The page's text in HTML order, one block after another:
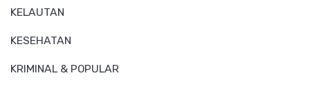
KELAUTAN
KESEHATAN
KRIMINAL & POPULAR